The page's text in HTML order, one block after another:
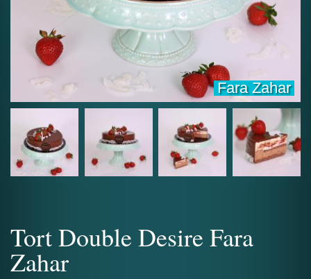
Fara Zahar
Tort Double Desire Fara
Zahar